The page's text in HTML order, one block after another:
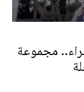
مجموعة